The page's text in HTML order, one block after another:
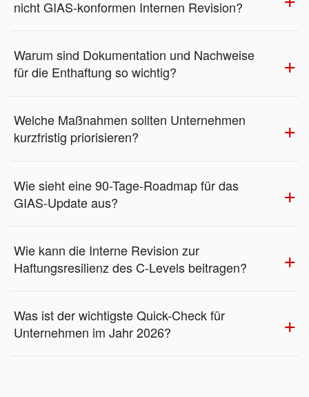
nicht GIAS-konformen Internen Revision?
Warum sind Dokumentation und Nachweise
für die Enthaftung so wichtig?
Welche Maßnahmen sollten Unternehmen
kurzfristig priorisieren?
Wie sieht eine 90-Tage-Roadmap für das
GIAS-Update aus?
Wie kann die Interne Revision zur
Haftungsresilienz des C-Levels beitragen?
Was ist der wichtigste Quick-Check für
Unternehmen im Jahr 2026?